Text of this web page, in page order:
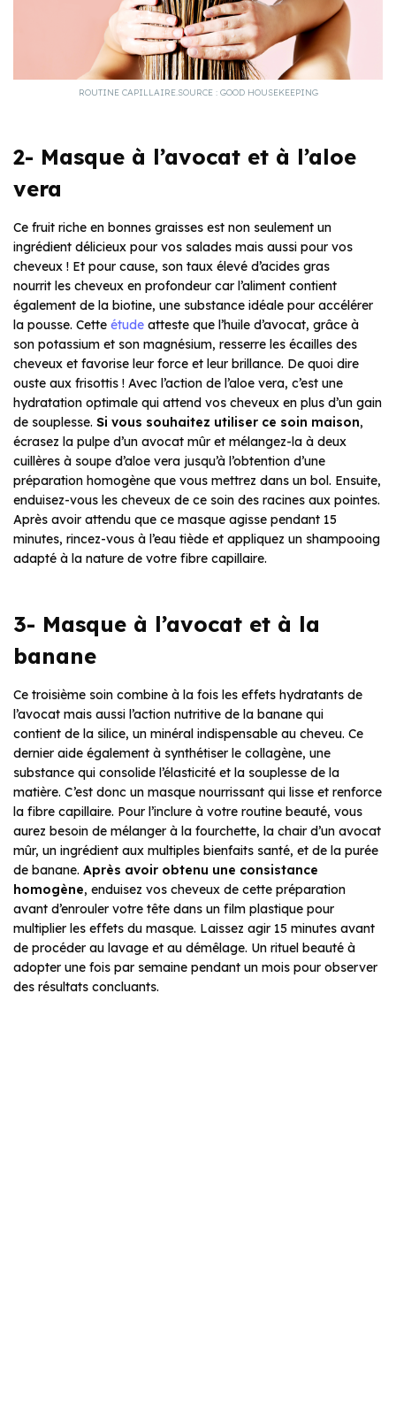
ROUTINE CAPILLAIRE.SOURCE : GOOD HOUSEKEEPING
2- Masque à l’avocat et à l’aloe
vera
Ce fruit riche en bonnes graisses est non seulement un
ingrédient délicieux pour vos salades mais aussi pour vos
cheveux ! Et pour cause, son taux élevé d’acides gras
nourrit les cheveux en profondeur car l’aliment contient
également de la biotine, une substance idéale pour accélérer
la pousse. Cette étude atteste que l’huile d’avocat, grâce à
son potassium et son magnésium, resserre les écailles des
cheveux et favorise leur force et leur brillance. De quoi dire
ouste aux frisottis ! Avec l’action de l’aloe vera, c’est une
hydratation optimale qui attend vos cheveux en plus d’un gain
de souplesse. Si vous souhaitez utiliser ce soin maison,
écrasez la pulpe d’un avocat mûr et mélangez-la à deux
cuillères à soupe d’aloe vera jusqu’à l’obtention d’une
préparation homogène que vous mettrez dans un bol. Ensuite,
enduisez-vous les cheveux de ce soin des racines aux pointes.
Après avoir attendu que ce masque agisse pendant 15
minutes, rincez-vous à l’eau tiède et appliquez un shampooing
adapté à la nature de votre fibre capillaire.
3- Masque à l’avocat et à la
banane
Ce troisième soin combine à la fois les effets hydratants de
l’avocat mais aussi l’action nutritive de la banane qui
contient de la silice, un minéral indispensable au cheveu. Ce
dernier aide également à synthétiser le collagène, une
substance qui consolide l’élasticité et la souplesse de la
matière. C’est donc un masque nourrissant qui lisse et renforce
la fibre capillaire. Pour l’inclure à votre routine beauté, vous
aurez besoin de mélanger à la fourchette, la chair d’un avocat
mûr, un ingrédient aux multiples bienfaits santé, et de la purée
de banane. Après avoir obtenu une consistance
homogène, enduisez vos cheveux de cette préparation
avant d’enrouler votre tête dans un film plastique pour
multiplier les effets du masque. Laissez agir 15 minutes avant
de procéder au lavage et au démêlage. Un rituel beauté à
adopter une fois par semaine pendant un mois pour observer
des résultats concluants.